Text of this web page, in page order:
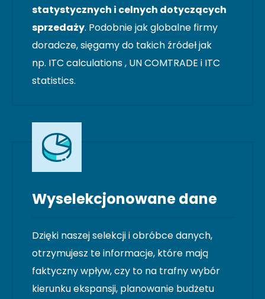
statystycznych i celnych dotyczących
sprzedaży. Podobnie jak globalne firmy
doradcze, sięgamy do takich źródeł jak
np. ITC calculations , UN COMTRADE i ITC
statistics.
Wyselekcjonowane dane
Dzięki naszej selekcji i obróbce danych,
otrzymujesz te informacje, które mają
faktyczny wpływ, czy to na trafny wybór
kierunku ekspansji, planowanie budżetu